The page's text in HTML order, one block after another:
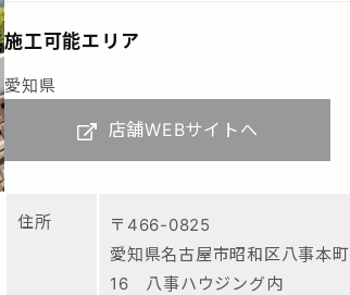
施工可能エリア
愛知県
店舗WEBサイトへ
住所
〒466-0825
愛知県名古屋市昭和区八事本町
16 八事ハウジング内